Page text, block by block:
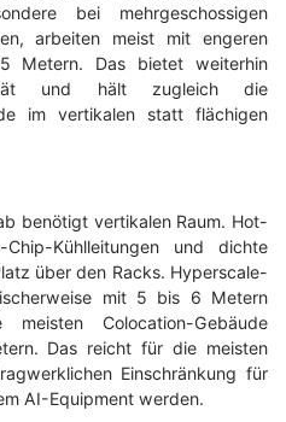
bei mehrgeschossigen
arbeiten meist mit engeren
Metern. Das bietet weiterhin
und hält zugleich die
im vertikalen statt flächigen
benötigt vertikalen Raum. Hot-
Chip-Kühlleitungen und dichte
über den Racks. Hyperscale-
mit 5 bis 6 Metern
meisten Colocation-Gebäude
Das reicht für die meisten
Einschränkung für
AI-Equipment werden.